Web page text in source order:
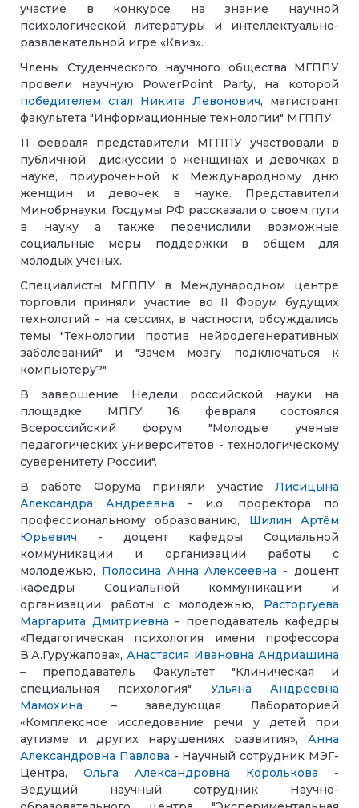
участие в конкурсе на знание научной
психологической литературы и интеллектуально-
развлекательной игре «Квиз».
Члены Студенческого научного общества МГППУ
провели научную PowerPoint Party, на которой
победителем стал Никита Левонович, магистрант
факультета "Информационные технологии" МГППУ.
11 февраля представители МГППУ участвовали в
публичной дискуссии о женщинах и девочках в
науке, приуроченной к Международному дню
женщин и девочек в науке. Представители
Минобрнауки, Госдумы РФ рассказали о своем пути
в науку а также перечислили возможные
социальные меры поддержки в общем для
молодых ученых.
Специалисты МГППУ в Международном центре
торговли приняли участие во II Форум будущих
технологий - на сессиях, в частности, обсуждались
темы "Технологии против нейродегенеративных
заболеваний" и "Зачем мозгу подключаться к
компьютеру?"
В завершение Недели российской науки на
площадке МПГУ 16 февраля состоялся
Всероссийский форум "Молодые ученые
педагогических университетов - технологическому
суверенитету России".
В работе Форума приняли участие Лисицына
Александра Андреевна - и.о. проректора по
профессиональному образованию, Шилин Артём
Юрьевич - доцент кафедры Социальной
коммуникации и организации работы с
молодежью, Полосина Анна Алексеевна - доцент
кафедры Социальной коммуникации и
организации работы с молодежью, Расторгуева
Маргарита Дмитриевна - преподаватель кафедры
«Педагогическая психология имени профессора
В.А.Гуружапова»,Анастасия Ивановна Андриашина
– преподаватель Факультет "Клиническая и
специальная психология",Ульяна Андреевна
Мамохина – заведующая Лабораторией
«Комплексное исследование речи у детей при
аутизме и других нарушениях развития», Анна
Александровна Павлова - Научный сотрудник МЭГ-
Центра, Ольга Александровна Королькова -
Ведущий научный сотрудник Научно-